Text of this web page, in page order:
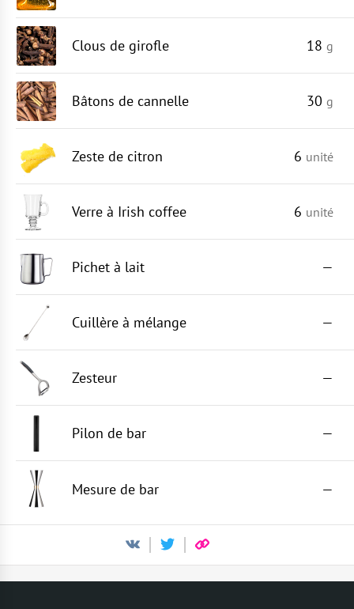
Clous de girofle 18 g
Bâtons de cannelle 30 g
Zeste de citron 6 unité
Verre à Irish coffee 6 unité
Pichet à lait —
Cuillère à mélange —
Zesteur —
Pilon de bar —
Mesure de bar —